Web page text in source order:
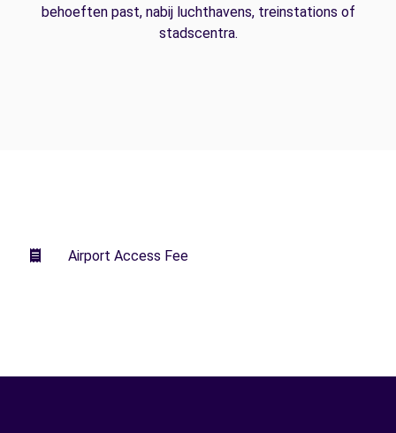
behoeften past, nabij luchthavens, treinstations of
stadscentra.
Airport Access Fee